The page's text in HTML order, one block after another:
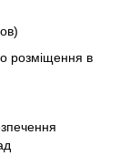
розміщення в